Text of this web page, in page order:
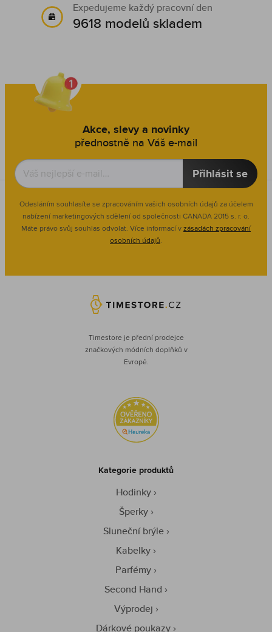
Expedujeme každý pracovní den
9618 modelů skladem
Akce, slevy a novinky
přednostně na Váš e-mail
Přihlásit se
Odesláním souhlasíte se zpracováním vašich osobních údajů za účelem
nabízení marketingových sdělení od společnosti CANADA 2015 s. r. o.
Máte právo svůj souhlas odvolat. Více informací vzásadách zpracování
osobních údajů.
Timestore je přední prodejce
značkových módních doplňků v
Evropě.
Kategorie produktů
Hodinky
Šperky
Sluneční brýle
Kabelky
Parfémy
Second Hand
Výprodej
Dárkové poukazy